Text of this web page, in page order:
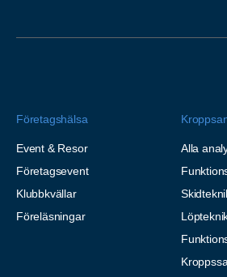
Företagshälsa
Event & Resor
Företagsevent
Klubbkvällar
Föreläsningar
Alla